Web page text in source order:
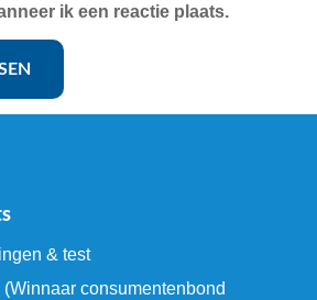
ik een reactie plaats.
& test
consumentenbond